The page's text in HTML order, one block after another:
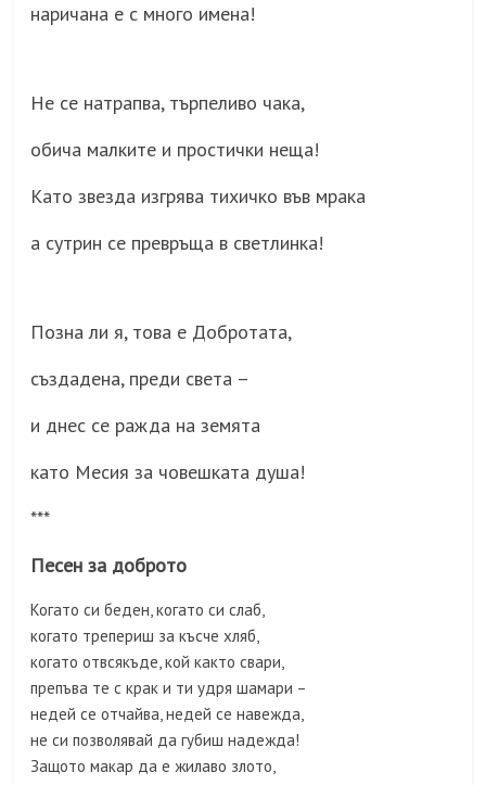
наричана е с много имена!
Не се натрапва, търпеливо чака,
обича малките и простички неща!
Като звезда изгрява тихичко във мрака
а сутрин се превръща в светлинка!
Позна ли я, това е Добротата,
създадена, преди света –
и днес се ражда на земята
като Месия за човешката душа!
***
Песен за доброто
Когато си беден, когато си слаб,
когато трепериш за късче хляб,
когато отвсякъде, кой както свари,
препъва те с крак и ти удря шамари –
недей се отчайва, недей се навежда,
не си позволявай да губиш надежда!
Защото макар да е жилаво злото,